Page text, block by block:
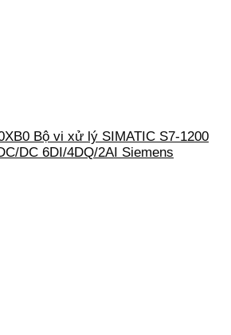
Bộ vi xử lý SIMATIC S7-1200
DC 6DI/4DQ/2AI Siemens